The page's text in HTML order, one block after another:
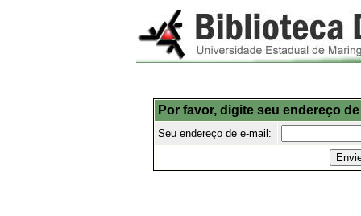
Por favor, digite seu endereço
Seu endereço de e-mail: